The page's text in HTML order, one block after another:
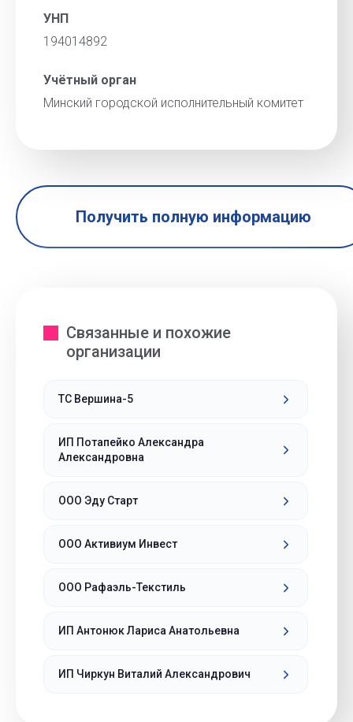
УНП
194014892
Учётный орган
Минский городской исполнительный комитет
Получить полную информацию
Связанные и похожие
организации
ТС Вершина-5
ИП Потапейко Александра
Александровна
ООО Эду Старт
ООО Активиум Инвест
ООО Рафаэль-Текстиль
ИП Антонюк Лариса Анатольевна
ИП Чиркун Виталий Александрович